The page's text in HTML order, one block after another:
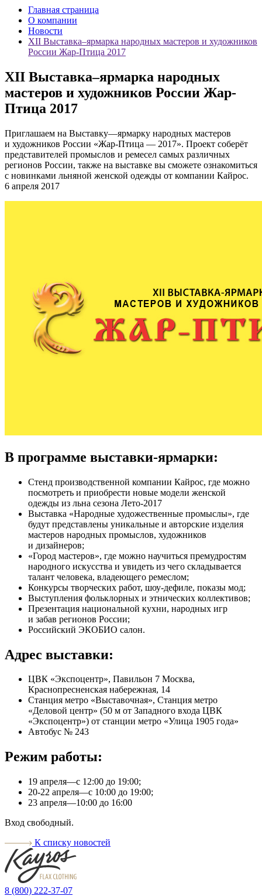
Главная страница
О компании
Новости
XII Выставка–ярмарка народных мастеров и художников
России Жар-Птица 2017
XII Выставка–ярмарка народных
мастеров и художников России Жар-
Птица 2017
Приглашаем на Выставку—ярмарку народных мастеров
и художников России «Жар-Птица — 2017». Проект соберёт
представителей промыслов и ремесел самых различных
регионов России, также на выставке вы сможете ознакомиться
с новинками льняной женской одежды от компании Кайрос.
6 апреля 2017
В программе выставки-ярмарки:
Стенд производственной компании Кайрос, где можно
посмотреть и приобрести новые модели женской
одежды из льна сезона Лето-2017
Выставка «Народные художественные промыслы», где
будут представлены уникальные и авторские изделия
мастеров народных промыслов, художников
и дизайнеров;
«Город мастеров», где можно научиться премудростям
народного искусства и увидеть из чего складывается
талант человека, владеющего ремеслом;
Конкурсы творческих работ, шоу-дефиле, показы мод;
Выступления фольклорных и этнических коллективов;
Презентация национальной кухни, народных игр
и забав регионов России;
Российский ЭКОБИО салон.
Адрес выставки:
ЦВК «Экспоцентр», Павильон 7 Москва,
Краснопресненская набережная, 14
Станция метро «Выставочная», Станция метро
«Деловой центр» (50 м от Западного входа ЦВК
«Экспоцентр») от станции метро «Улица 1905 года»
Автобус № 243
Режим работы:
19 апреля—с 12:00 до 19:00;
20-22 апреля—с 10:00 до 19:00;
23 апреля—10:00 до 16:00
Вход свободный.
К списку новостей
8 (800) 222-37-07